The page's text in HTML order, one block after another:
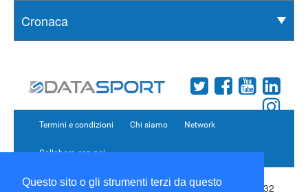
Questo sito o gli strumenti terzi da questo
Termini e condizioni Chi siamo Network
Collabora con noi
Copyright 1995-2026 ©Wise SrlVia Palmanova 8 20132